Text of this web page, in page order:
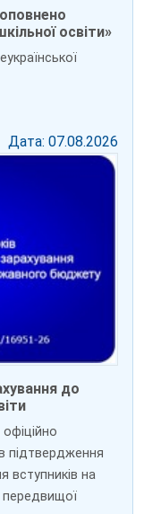
освіти»
Дата: 07.08.2026
до
офіційно
підтвердження
вступників на
передвищої